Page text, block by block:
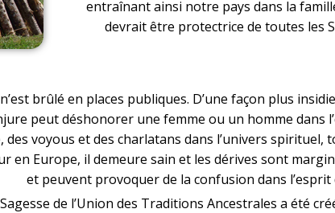
entraînant ainsi notre pays dans la
devrait être protectrice de toutes les
brûlé en places publiques. D’une façon plus
peut déshonorer une femme ou un homme dans
voyous et des charlatans dans l’univers spirituel,
en Europe, il demeure sain et les dérives sont
et peuvent provoquer de la confusion dans l’esprit
de l’Union des Traditions Ancestrales a été